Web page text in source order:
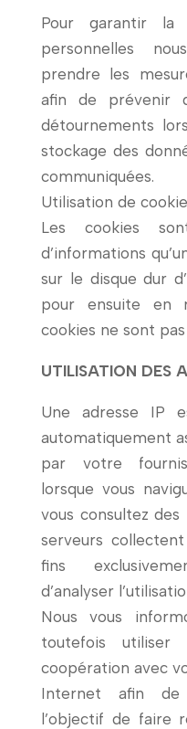
Pour garantir la
personnelles
prendre les
afin de prévenir
détournements
stockage des
communiquées.
Utilisation de
Les cookies
d’informations
sur le disque dur
pour ensuite en
cookies ne sont
UTILISATION DES
Une adresse IP
automatiquement
par votre
lorsque vous
vous consultez
serveurs
fins
d’analyser
Nous vous
toutefois
coopération avec
Internet afin de
l’objectif de faire